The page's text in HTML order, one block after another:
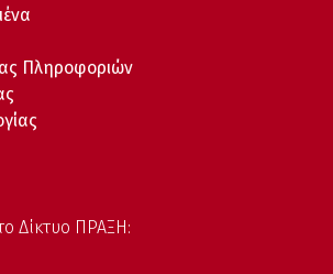
Πληροφοριών
Δίκτυο ΠΡΑΞΗ: